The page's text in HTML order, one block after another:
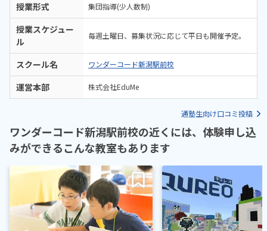
授業形式 集団指導(少人数制)
授業スケジュー
ル
毎週土曜日、募集状況に応じて平日も開催予定。
スクール名 ワンダーコード新潟駅前校
運営本部 株式会社EduMe
通塾生向け口コミ投稿
ワンダーコード新潟駅前校の近くには、体験申し込
みができるこんな教室もあります